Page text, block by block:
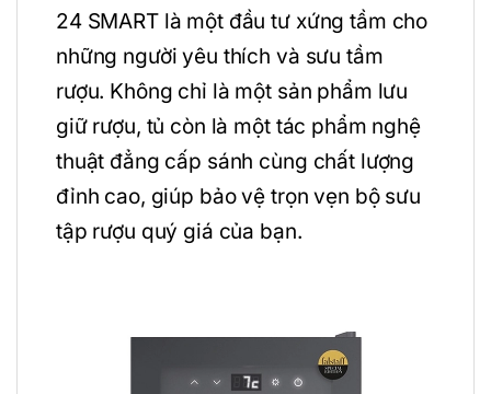
24 SMART là một đầu tư xứng tầm cho
những người yêu thích và sưu tầm
rượu. Không chỉ là một sản phẩm lưu
giữ rượu, tủ còn là một tác phẩm nghệ
thuật đẳng cấp sánh cùng chất lượng
đỉnh cao, giúp bảo vệ trọn vẹn bộ sưu
tập rượu quý giá của bạn.